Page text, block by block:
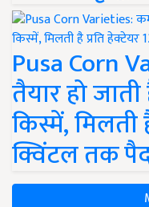
Pusa Corn
तैयार हो
किस्में, मिलती
क्विंटल तक